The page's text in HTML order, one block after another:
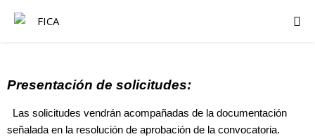
Presentación de solicitudes:
Las solicitudes vendrán acompañadas de la documentación
señalada en la resolución de aprobación de la convocatoria.